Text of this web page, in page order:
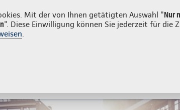
Mit der von Ihnen getätigten Auswahl "Nur
". Diese Einwilligung können Sie jederzeit für die
.